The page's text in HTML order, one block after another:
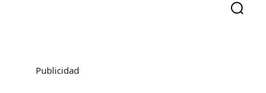
Publicidad